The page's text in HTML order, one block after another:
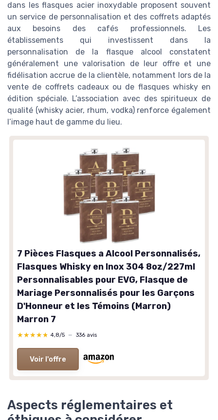
dans les flasques acier inoxydable proposent souvent
un service de personnalisation et des coffrets adaptés
aux besoins des cafés professionnels. Les
établissements qui investissent dans la
personnalisation de la flasque alcool constatent
généralement une valorisation de leur offre et une
fidélisation accrue de la clientèle, notamment lors de la
vente de coffrets cadeaux ou de flasques whisky en
édition spéciale. L’association avec des spiritueux de
qualité (whisky acier, rhum, vodka) renforce également
l’image haut de gamme du lieu.
7 Pièces Flasques a Alcool Personnalisés,
Flasques Whisky en Inox 304 8oz/227ml
Personnalisables pour EVG, Flasque de
Mariage Personnalisés pour les Garçons
D'Honneur et les Témoins (Marron)
Marron 7
★★★★★
★★★★★ 4,8/5 — 336 avis
Voir l'offre
Aspects réglementaires et